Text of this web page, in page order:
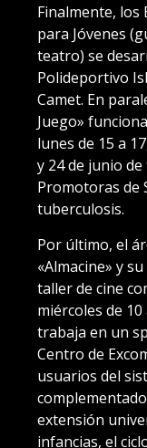
Finalmente, los
para Jóvenes
teatro) se
Polideportivo
Camet. En
Juego»
lunes de 15 a
y 24 de junio
Promotoras de
tuberculosis.
Por último, el
«Almacine» y
taller de cine
miércoles de
trabaja en un
Centro de
usuarios del
extensión
infancias, el